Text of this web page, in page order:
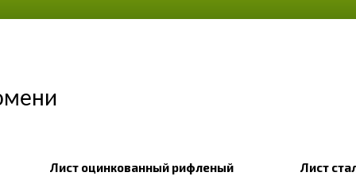
Лист оцинкованный рифленый Лист